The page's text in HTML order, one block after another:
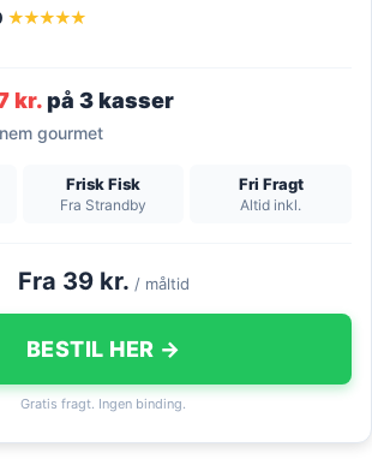
★★★★★
kr.på 3 kasser
gourmet
Frisk Fisk
Fra Strandby
Fri Fragt
Altid inkl.
Fra 39 kr. / måltid
BESTIL HER →
Gratis fragt. Ingen binding.